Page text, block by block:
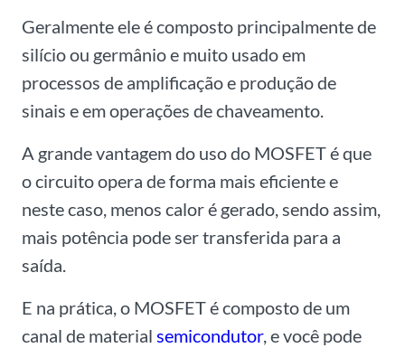
Geralmente ele é composto principalmente de
silício ou germânio e muito usado em
processos de amplificação e produção de
sinais e em operações de chaveamento.
A grande vantagem do uso do MOSFET é que
o circuito opera de forma mais eficiente e
neste caso, menos calor é gerado, sendo assim,
mais potência pode ser transferida para a
saída.
E na prática, o MOSFET é composto de um
canal de material semicondutor, e você pode